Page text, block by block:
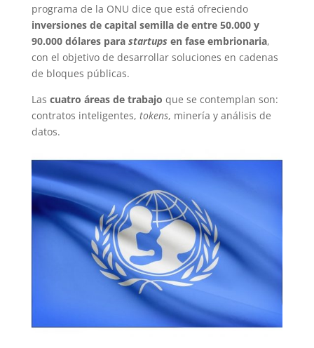
programa de la ONU dice que está ofreciendo
inversiones de capital semilla de entre 50.000 y
90.000 dólares para startups en fase embrionaria,
con el objetivo de desarrollar soluciones en cadenas
de bloques públicas.
Las cuatro áreas de trabajo que se contemplan son:
contratos inteligentes, tokens, minería y análisis de
datos.